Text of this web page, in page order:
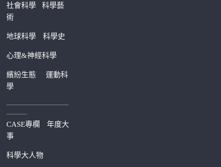
社會科學科學藝
術
地球科學 科學史
心理&神經科學
繽紛生態運動科
學
—————————
———
CASE專欄
年度大
事
科學大人物